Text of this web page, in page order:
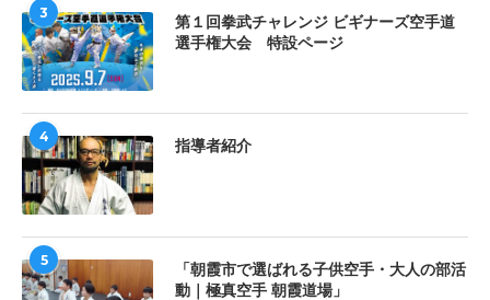
3
第１回拳武チャレンジ ビギナーズ空手道
選手権大会 特設ページ
4
指導者紹介
5
「朝霞市で選ばれる子供空手・大人の部活
動｜極真空手 朝霞道場」